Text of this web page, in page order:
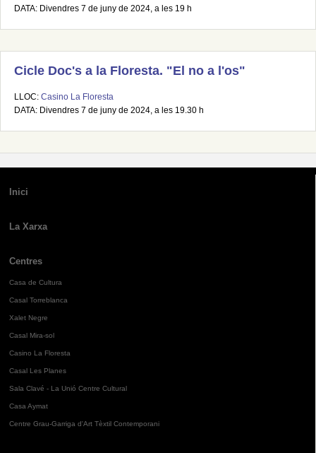
DATA: Divendres 7 de juny de 2024, a les 19 h
Cicle Doc's a la Floresta. "El no a l'os"
LLOC: Casino La Floresta
DATA: Divendres 7 de juny de 2024, a les 19.30 h
Inici
La Xarxa
Centres
Casa de Cultura
Casal Torreblanca
Xalet Negre
Casal Mira-sol
Casino La Floresta
Casal Les Planes
Sala Clavé - La Unió Centre Cultural
Casa Aymat
Centre Grau-Garriga d'Art Tèxtil Contemporani